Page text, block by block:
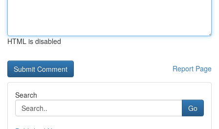
HTML is disabled
Report Page
Search
Go